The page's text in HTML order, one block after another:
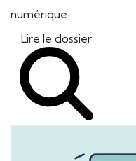
numérique.
Lire le dossier